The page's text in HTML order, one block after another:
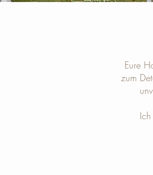
Eure
zum